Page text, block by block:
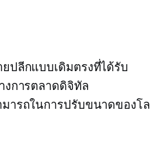
ปลีกแบบเดิมตรงที่ได้รับ
งการตลาดดิจิทัล
ารถในการปรับขนาดของโล